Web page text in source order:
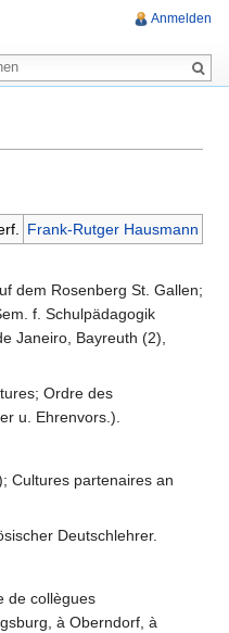
Frank-Rutger Hausmann
dem Rosenberg St. Gallen;
f. Schulpädagogik
Janeiro, Bayreuth (2),
Ordre des
u. Ehrenvors.).
Cultures partenaires an
Deutschlehrer.
de collègues
à Oberndorf, à
Anmelden